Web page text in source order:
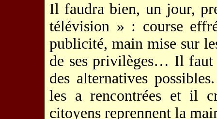
Il faudra bien, un jour,
télévision » : course
publicité, main mise sur
de ses privilèges… Il faut
des alternatives
les a rencontrées et il
citoyens reprennent la